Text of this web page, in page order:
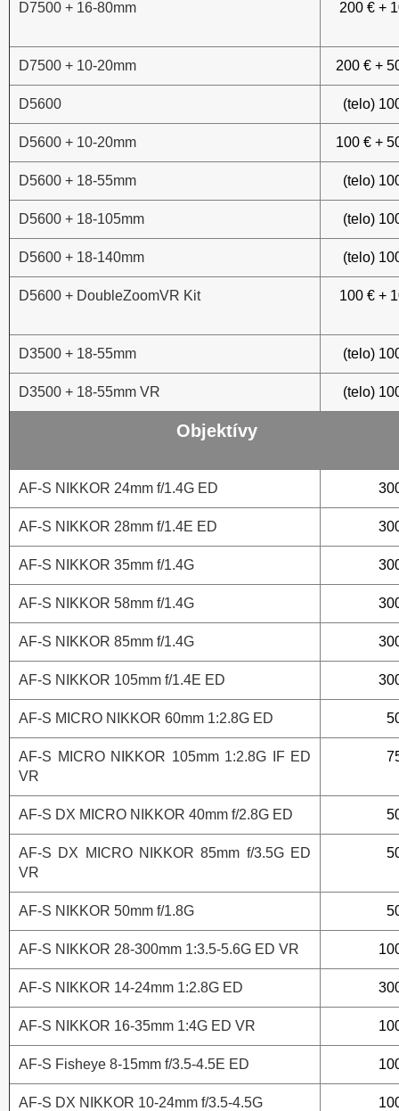
D7500 + 16-80mm 200 € +
D7500 + 10-20mm 200 € +
D5600 (telo)
D5600 + 10-20mm 100 € +
D5600 + 18-55mm (telo)
D5600 + 18-105mm (telo)
D5600 + 18-140mm (telo)
D5600 + DoubleZoomVR Kit 100 € +
D3500 + 18-55mm (telo)
D3500 + 18-55mm VR (telo)
Objektívy
AF-S NIKKOR 24mm f/1.4G ED
AF-S NIKKOR 28mm f/1.4E ED
AF-S NIKKOR 35mm f/1.4G
AF-S NIKKOR 58mm f/1.4G
AF-S NIKKOR 85mm f/1.4G
AF-S NIKKOR 105mm f/1.4E ED
AF-S MICRO NIKKOR 60mm 1:2.8G ED
AF-S MICRO NIKKOR 105mm 1:2.8G IF ED
VR
AF-S DX MICRO NIKKOR 40mm f/2.8G ED
AF-S DX MICRO NIKKOR 85mm f/3.5G ED
VR
AF-S NIKKOR 50mm f/1.8G
AF-S NIKKOR 28-300mm 1:3.5-5.6G ED VR
AF-S NIKKOR 14-24mm 1:2.8G ED
AF-S NIKKOR 16-35mm 1:4G ED VR
AF-S Fisheye 8-15mm f/3.5-4.5E ED
AF-S DX NIKKOR 10-24mm f/3.5-4.5G